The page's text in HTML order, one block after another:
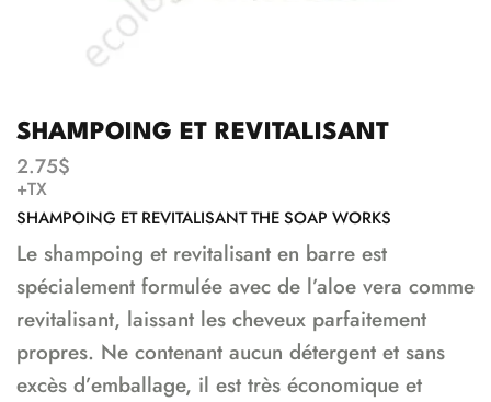
SHAMPOING ET REVITALISANT
2.75$
+TX
SHAMPOING ET REVITALISANT THE SOAP WORKS
Le shampoing et revitalisant en barre est
spécialement formulée avec de l’aloe vera comme
revitalisant, laissant les cheveux parfaitement
propres. Ne contenant aucun détergent et sans
excès d’emballage, il est très économique et